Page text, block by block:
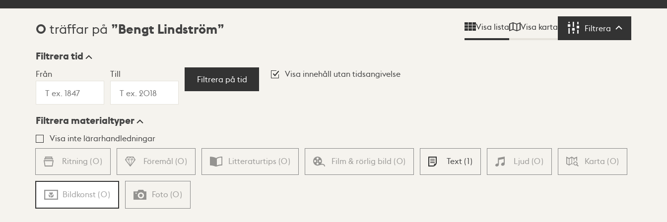
Sökresultat
0 träffar på Bengt Lindström Visa lista Visa karta Filtrera Filtrera
Visningsläge
Lista Karta
Filtrera tid
Från Till
Filtrera på tid
Visa innehåll utan tidsangivelse
Filtrera materialtyper
Visa inte lärarhandledningar
Ritning (0) Föremål (0) Litteraturtips (0) Film & rörlig bild (0) Text (1) Ljud (0) Karta (0)
Bildkonst (0) Foto (0)